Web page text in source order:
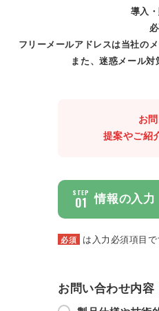
導入
フリーメールアドレスは当社の
また、迷惑メール
お
提案やご紹
STEP
01 情報の入力
必須 は入力必須項目で
お問い合わせ内容